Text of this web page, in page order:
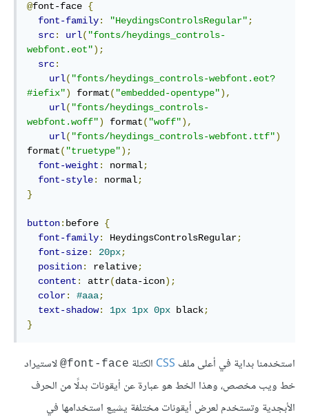
@font-face {
font-family: "HeydingsControlsRegular" ;
src: url( "fonts/heydings_controls-
webfont.eot");
src:
url( "fonts/heydings_controls-webfont.eot?
#iefix") format( "embedded-opentype"),
url( "fonts/heydings_controls-
webfont.woff") format( "woff"),
url( "fonts/heydings_controls-webfont.ttf")
format( "truetype");
font-weight : normal;
font-style: normal;
}
button: before {
font-family: HeydingsControlsRegular;
font-size: 20px;
position: relative;
content : attr(data-icon);
color: #aaa;
text-shadow: 1px 1px 0px black;
}
استخدمنا بداية في أعلى ملف CSS الكتلة font-face@
لاستيراد
خط ويب مخصص، وهذا الخط هو عبارة عن أيقونات بدلًا من الحرف
اﻷبجدية وتستخدم لعرض أيقونات مختلفة يشيع استخدامها في